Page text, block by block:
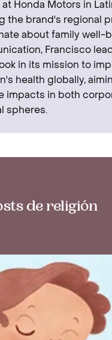
Honda Motors in
the brand's regional
about family well-
Francisco
in its mission to
health globally,
impacts in both
spheres.
de religión